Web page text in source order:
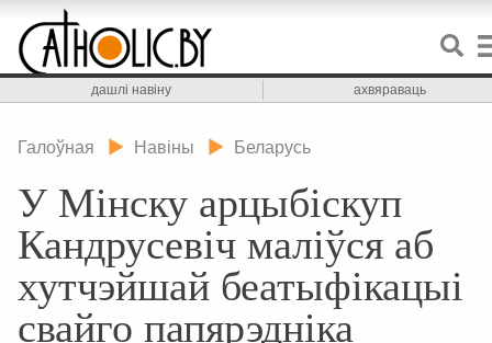
дашлі навіну ахвяраваць
Галоўная Навіны Беларусь
У Мінску арцыбіскуп
Кандрусевіч маліўся аб
хутчэйшай беатыфікацыі
свайго папярэдніка